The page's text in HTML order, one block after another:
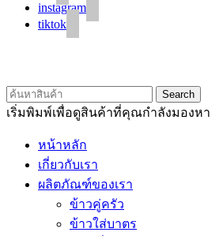
instagram
tiktok
Search
เริ่มพิมพ์เพื่อดูสินค้าที่คุณกำลังมองหา
หน้าหลัก
เกี่ยวกับเรา
ผลิตภัณฑ์ของเรา
ข้าวคู่ครัว
ข้าวใส่บาตร